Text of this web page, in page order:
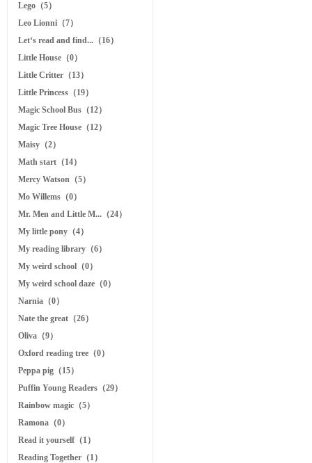
Lego（5）
Leo Lionni（7）
Let‘s read and find...（16）
Little House（0）
Little Critter（13）
Little Princess（19）
Magic School Bus（12）
Magic Tree House（12）
Maisy（2）
Math start（14）
Mercy Watson（5）
Mo Willems（0）
Mr. Men and Little M...（24）
My little pony（4）
My reading library（6）
My weird school（0）
My weird school daze（0）
Narnia（0）
Nate the great（26）
Oliva（9）
Oxford reading tree（0）
Peppa pig（15）
Puffin Young Readers（29）
Rainbow magic（5）
Ramona（0）
Read it yourself（1）
Reading Together（1）